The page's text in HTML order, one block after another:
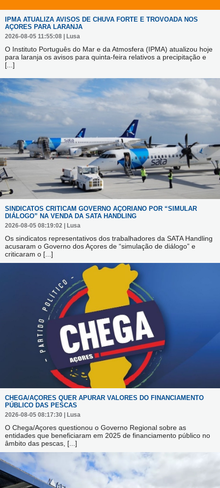
IPMA ATUALIZA AVISOS DE CHUVA FORTE E TROVOADA NOS
AÇORES PARA LARANJA
2026-08-05 11:55:08 | Lusa
O Instituto Português do Mar e da Atmosfera (IPMA) atualizou hoje
para laranja os avisos para quinta-feira relativos a precipitação e
[...]
SINDICATOS CRITICAM GOVERNO AÇORIANO POR “SIMULAR
DIÁLOGO” NA VENDA DA SATA HANDLING
2026-08-05 08:19:02 | Lusa
Os sindicatos representativos dos trabalhadores da SATA Handling
acusaram o Governo dos Açores de “simulação de diálogo” e
criticaram o [...]
CHEGA/AÇORES QUER APURAR VALORES DO FINANCIAMENTO
PÚBLICO DAS PESCAS
2026-08-05 08:17:30 | Lusa
O Chega/Açores questionou o Governo Regional sobre as
entidades que beneficiaram em 2025 de financiamento público no
âmbito das pescas, [...]